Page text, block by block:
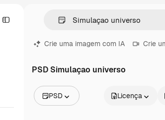
Crie uma imagem com IA Crie
PSD Simulaçao universo
PSD Licença